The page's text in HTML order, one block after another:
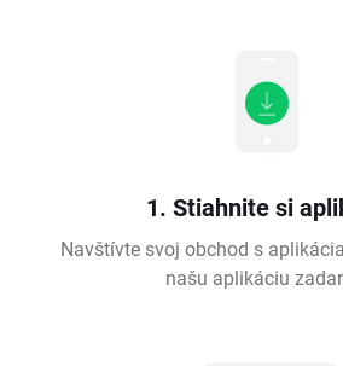
1. Stiahnite si
Navštívte svoj obchod s
našu aplikáciu